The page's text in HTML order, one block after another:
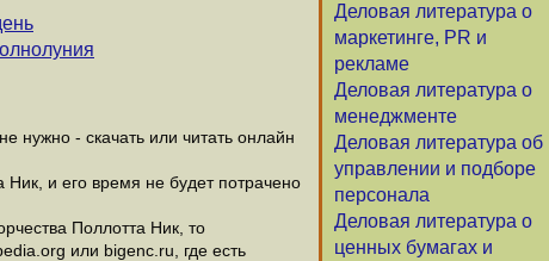
Деловая литература о
маркетинге, PR и
рекламе
Деловая литература о
менеджменте
Деловая литература об
управлении и подборе
персонала
Деловая литература о
ценных бумагах и
нужно - скачать или читать онлайн
Ник, и его время не будет потрачено
Поллотта Ник, то
или bigenc.ru, где есть